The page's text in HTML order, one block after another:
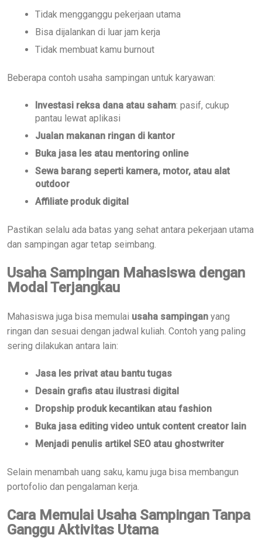
Tidak mengganggu pekerjaan utama
Bisa dijalankan di luar jam kerja
Tidak membuat kamu burnout
Beberapa contoh usaha sampingan untuk karyawan:
Investasi reksa dana atau saham: pasif, cukup
pantau lewat aplikasi
Jualan makanan ringan di kantor
Buka jasa les atau mentoring online
Sewa barang seperti kamera, motor, atau alat
outdoor
Affiliate produk digital
Pastikan selalu ada batas yang sehat antara pekerjaan utama
dan sampingan agar tetap seimbang.
Usaha Sampingan Mahasiswa dengan
Modal Terjangkau
Mahasiswa juga bisa memulai usaha sampingan yang
ringan dan sesuai dengan jadwal kuliah. Contoh yang paling
sering dilakukan antara lain:
Jasa les privat atau bantu tugas
Desain grafis atau ilustrasi digital
Dropship produk kecantikan atau fashion
Buka jasa editing video untuk content creator lain
Menjadi penulis artikel SEO atau ghostwriter
Selain menambah uang saku, kamu juga bisa membangun
portofolio dan pengalaman kerja.
Cara Memulai Usaha Sampingan Tanpa
Ganggu Aktivitas Utama